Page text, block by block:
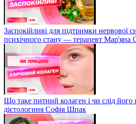
Заспокійливі для підтримки нервової
психічного стану — терапевт Мар'яна
Що таке питний колаген і чи слід
дієтологиня Софія Шпак